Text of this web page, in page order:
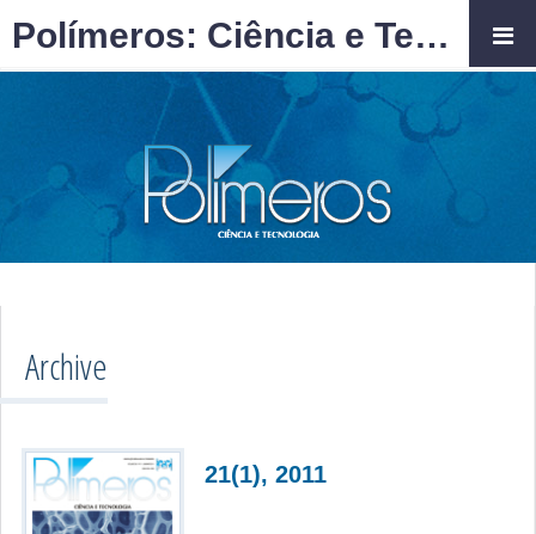
Archive
21(1), 2011
Polímeros: Ciência e Tecnologia